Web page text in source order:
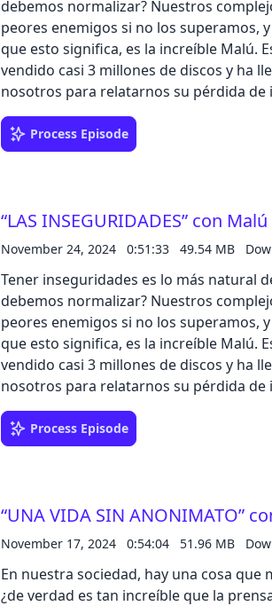
debemos normalizar? Nuestros
peores enemigos si no los superamos,
que esto significa, es la increíble Malú.
vendido casi 3 millones de discos y ha
nosotros para relatarnos su pérdida
emociones durante 26 años de carrera
es que en esto de la vida, todos somos
sección “IKEA, IKEA, LA RESPUESTA
hasta el 50% de su valor original en
de noviembre ofrecen hasta un 30%
Green Friday. Además, sumaremos
al final de temporada a través de
Process Episode
“LAS INSEGURIDADES” con Malú
November 24, 2024 0:51:33 49.54 MB
Tener inseguridades es lo más natural
debemos normalizar? Nuestros
peores enemigos si no los superamos,
que esto significa, es la increíble Malú.
vendido casi 3 millones de discos y ha
nosotros para relatarnos su pérdida
emociones durante 26 años de carrera
es que en esto de la vida, todos somos
sección “IKEA, IKEA, LA RESPUESTA
hasta el 50% de su valor original en
de noviembre ofrecen hasta un 30%
Green Friday. Además, sumaremos
al final de temporada a través de
Process Episode
“UNA VIDA SIN ANONIMATO”
November 17, 2024 0:54:04 51.96 MB
En nuestra sociedad, hay una cosa que
¿de verdad es tan increíble que la